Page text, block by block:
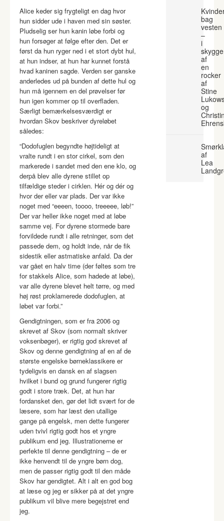
Alice keder sig frygteligt en dag hvor
hun sidder ude i haven med sin søster.
Pludselig ser hun kanin løbe forbi og
hun forsøger at følge efter den. Det er
først da hun ryger ned i et stort dybt hul,
at hun indser, at hun har kunnet forstå
hvad kaninen sagde. Verden ser ganske
anderledes ud på bunden af dette hul og
hun må igennem en del prøvelser før
hun igen kommer op til overfladen.
Særligt bemærkelsesværdigt er
hvordan Skov beskriver dyreløbet
således:
“Dodofuglen begyndte højtideligt at
vralte rundt i en stor cirkel, som den
markerede i sandet med den ene klo, og
derpå blev alle dyrene stillet op
tilfældige steder i cirklen. Hér og dér og
hvor der eller var plads. Der var ikke
noget med “eeeen, toooo, treeeee, løb!”
Der var heller ikke noget med at løbe
samme vej. For dyrene stormede bare
forvildede rundt i alle retninger, som det
passede dem, og holdt inde, når de fik
sidestik eller astmatiske anfald. Da der
var gået en halv time (der føltes som tre
for stakkels Alice, som hadede at løbe),
var alle dyrene blevet helt tørre, og med
høj røst proklamerede dodofuglen, at
løbet var forbi.”
Gendigtningen, som er fra 2006 og
skrevet af Skov (som normalt skriver
voksenbøger), er rigtig god skrevet af
Skov og denne gendigtning af en af de
største engelske børneklassikere er
tydeligvis en dansk en af slagsen
hvilket i bund og grund fungerer rigtig
godt i store træk. Det, at hun har
fordansket den, gør det lidt svært for de
læsere, som har læst den utallige
gange på engelsk, men dette fungerer
uden tvivl rigtig godt hos et yngre
publikum end jeg. Illustrationerne er
perfekte til denne gendigtning – de er
ikke henvendt til de yngre børn dog,
men de passer rigtig godt til den måde
Skov har gendigtet. Alt i alt en god bog
at læse og jeg er sikker på at det yngre
publikum vil blive mere begejstret end
jeg.
bag
vesten
–
i
af
en
rocker
af
Stine
og
af
Lea